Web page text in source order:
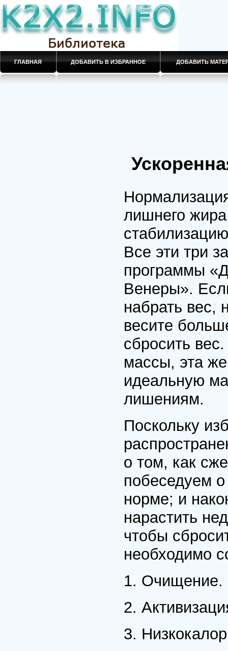
ГЛАВНАЯ ДОБАВИТЬ В ИЗБРАННОЕ ДОБАВИТЬ
лишнего
Все эти три
программы
Венеры».
набрать
весите
сбросить
массы, эта
идеальную
лишениям.
Поскольку
о том, как
побеседуем
норме; и
нарастить
чтобы
необходимо
1. Очищение.
2.
3.